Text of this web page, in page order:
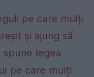
pe care mulți
și ajung să
spune legea
pe care mulți